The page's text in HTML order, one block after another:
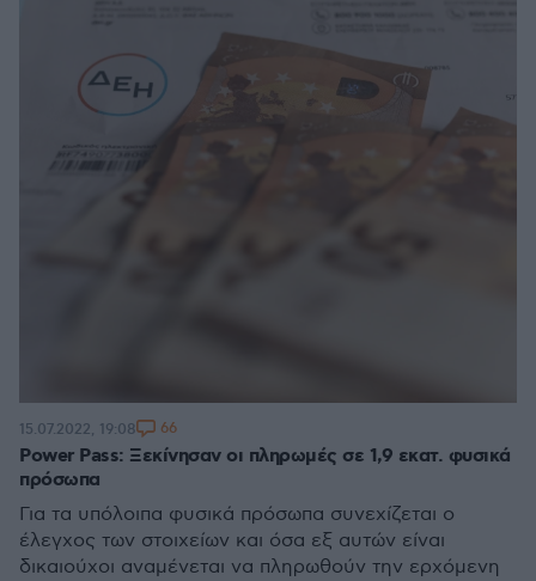
Power Pass: Ξεκίνησαν οι πληρωμές σε 1,9 εκατ. φυσικά
πρόσωπα
Για τα υπόλοιπα φυσικά πρόσωπα συνεχίζεται ο
έλεγχος των στοιχείων και όσα εξ αυτών είναι
δικαιούχοι αναμένεται να πληρωθούν την ερχόμενη
15.07.2022, 19:08 66